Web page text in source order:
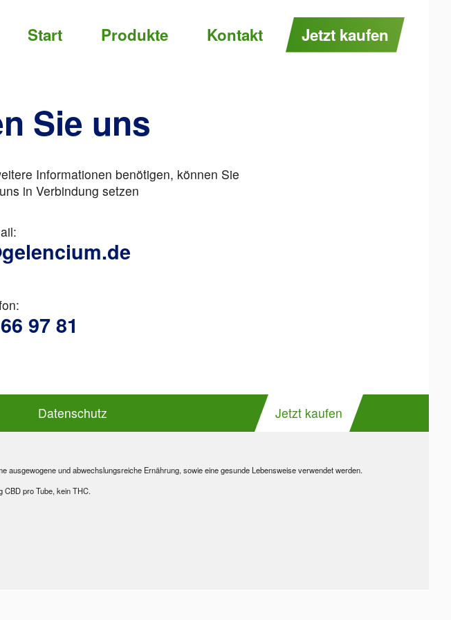
Start Produkte Kontakt Jetzt kaufen
Sie uns
Informationen benötigen, können Sie
in Verbindung setzen
97 81
Datenschutz Jetzt kaufen
und abwechslungsreiche Ernährung, sowie eine gesunde Lebensweise verwendet werden.
CBD pro Tube, kein THC.